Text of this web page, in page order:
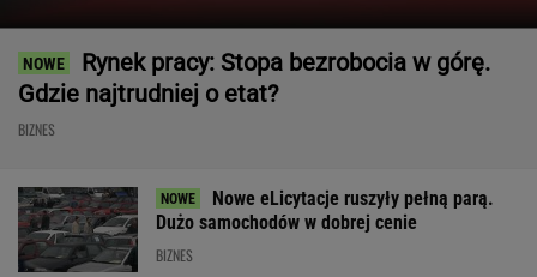
Rynek pracy: Stopa bezrobocia w górę.
Gdzie najtrudniej o etat?
BIZNES
Nowe eLicytacje ruszyły pełną parą.
Dużo samochodów w dobrej cenie
BIZNES